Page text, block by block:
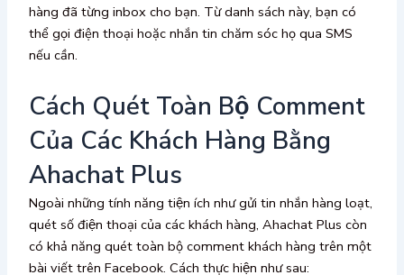
hàng đã từng inbox cho bạn. Từ danh sách này, bạn có
thể gọi điện thoại hoặc nhắn tin chăm sóc họ qua SMS
nếu cần.
Cách Quét Toàn Bộ Comment
Của Các Khách Hàng Bằng
Ahachat Plus
Ngoài những tính năng tiện ích như gửi tin nhắn hàng loạt,
quét số điện thoại của các khách hàng, Ahachat Plus còn
có khả năng quét toàn bộ comment khách hàng trên một
bài viết trên Facebook. Cách thực hiện như sau: